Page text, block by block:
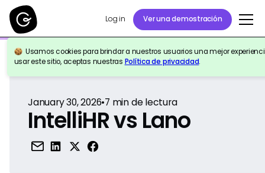
Log in Ver una demostración
Usamos cookies para brindar a nuestros usuarios una mejor
usar este sitio, aceptas nuestras Política de privacidad.
Volver a la Referencia
January 30, 2026•7 min de lectura
IntelliHR vs Lano